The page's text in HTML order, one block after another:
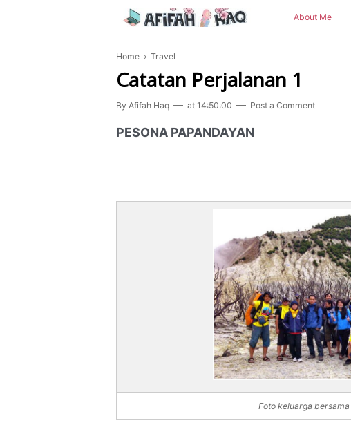
About Me
Home › Travel
Catatan Perjalanan 1
By Afifah Haq at 14:50:00 Post a Comment
PESONA PAPANDAYAN
Foto keluarga